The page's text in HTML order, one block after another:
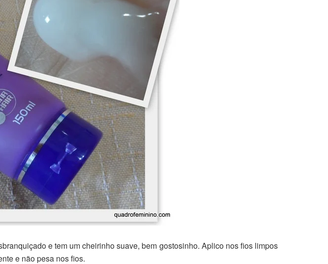
e tem um cheirinho suave, bem gostosinho. Aplico nos fios limpos
e não pesa nos fios.